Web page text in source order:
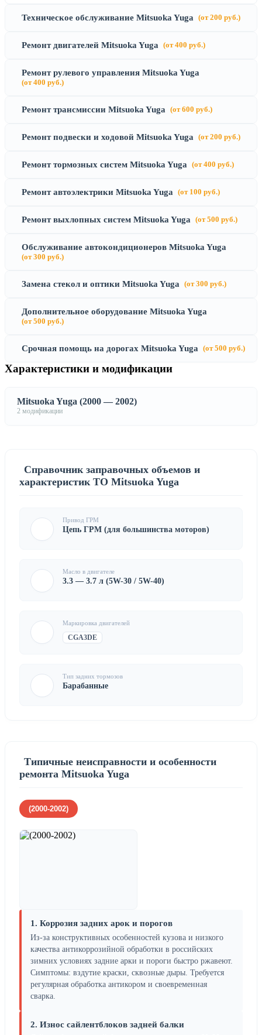
Техническое обслуживание Mitsuoka Yuga (от 200 руб.)
Ремонт двигателей Mitsuoka Yuga (от 400 руб.)
Ремонт рулевого управления Mitsuoka Yuga
(от 400 руб.)
Ремонт трансмиссии Mitsuoka Yuga (от 600 руб.)
Ремонт подвески и ходовой Mitsuoka Yuga (от 200 руб.)
Ремонт тормозных систем Mitsuoka Yuga (от 400 руб.)
Ремонт автоэлектрики Mitsuoka Yuga (от 100 руб.)
Ремонт выхлопных систем Mitsuoka Yuga (от 500 руб.)
Обслуживание автокондиционеров Mitsuoka Yuga
(от 300 руб.)
Замена стекол и оптики Mitsuoka Yuga (от 300 руб.)
Дополнительное оборудование Mitsuoka Yuga
(от 500 руб.)
Срочная помощь на дорогах Mitsuoka Yuga (от 500 руб.)
Характеристики и модификации
Mitsuoka Yuga (2000 — 2002)
2 модификации
Справочник заправочных объемов и
характеристик ТО Mitsuoka Yuga
Привод ГРМ
Цепь ГРМ (для большинства моторов)
Масло в двигателе
3.3 — 3.7 л (5W-30 / 5W-40)
Маркировка двигателей
CGA3DE
Тип задних тормозов
Барабанные
Типичные неисправности и особенности
ремонта Mitsuoka Yuga
(2000-2002)
1. Коррозия задних арок и порогов
Из-за конструктивных особенностей кузова и низкого
качества антикоррозийной обработки в российских
зимних условиях задние арки и пороги быстро ржавеют.
Симптомы: вздутие краски, сквозные дыры. Требуется
регулярная обработка антикором и своевременная
сварка.
2. Износ сайлентблоков задней балки